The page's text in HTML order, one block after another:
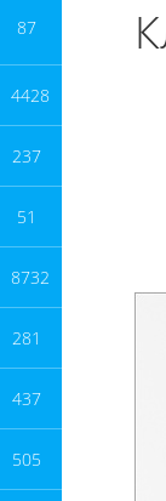
87
4428
237
51
8732
281
437
505